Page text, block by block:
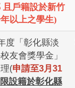
且戶籍設於新竹
以上之學生)
度「彰化縣淡
友會獎學⾦」
(申請⾄3⽉ 31
限設籍於彰化縣